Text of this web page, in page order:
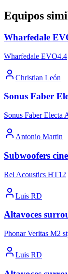
Equipos
Wharfedale
Wharfedale EVO4.4
Christian León
Sonus Faber
Sonus Faber Electa
Antonio Martin
Subwoofers
Rel Acoustics HT12
Luis RD
Altavoces
Phonar Veritas M2
Luis RD